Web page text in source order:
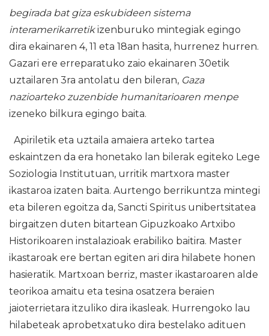
begirada bat giza eskubideen sistema
interamerikarretikizenburuko mintegiak egingo
dira ekainaren 4, 11 eta 18an hasita, hurrenez hurren.
Gazari ere erreparatuko zaio ekainaren 30etik
uztailaren 3ra antolatu den bileran, Gaza
nazioarteko zuzenbide humanitarioaren menpe
izeneko bilkura egingo baita.
Apiriletik eta uztaila amaiera arteko tartea
eskaintzen da era honetako lan bilerak egiteko Lege
Soziologia Institutuan, urritik martxora master
ikastaroa izaten baita. Aurtengo berrikuntza mintegi
eta bileren egoitza da, Sancti Spiritus unibertsitatea
birgaitzen duten bitartean Gipuzkoako Artxibo
Historikoaren instalazioak erabiliko baitira. Master
ikastaroak ere bertan egiten ari dira hilabete honen
hasieratik. Martxoan berriz, master ikastaroaren alde
teorikoa amaitu eta tesina osatzera beraien
jaioterrietara itzuliko dira ikasleak. Hurrengoko lau
hilabeteak aprobetxatuko dira bestelako adituen